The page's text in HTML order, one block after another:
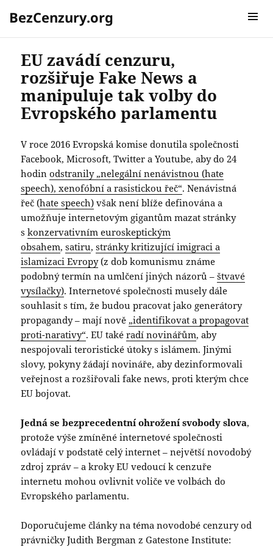
BezCenzury.org
MENU A
EU zavádí cenzuru,
rozšiřuje Fake News a
manipuluje tak volby do
Evropského parlamentu
V roce 2016 Evropská komise donutila společnosti
Facebook, Microsoft, Twitter a Youtube, aby do 24
hodinodstranily „nelegální nenávistnou (hate
speech), xenofóbní a rasistickou řeč“. Nenávistná
řeč (hate speech) však není blíže definována a
umožňuje internetovým gigantům mazat stránky
skonzervativním euroskeptickým
obsahem,satiru,stránky kritizující imigraci a
islamizaci Evropy(z dob komunismu známe
podobný termín na umlčení jiných názorů –štvavé
vysílačky). Internetové společnosti musely dále
souhlasit s tím, že budou pracovat jako generátory
propagandy – mají nově„identifikovat a propagovat
proti-narativy“. EU takéradí novinářům, aby
nespojovali teroristické útoky s islámem. Jinými
slovy, pokyny žádají novináře, aby dezinformovali
veřejnost a rozšiřovali fake news, proti kterým chce
EU bojovat.
Jedná se bezprecedentní ohrožení svobody slova,
protože výše zmíněné internetové společnosti
ovládají v podstatě celý internet – největší novodobý
zdroj zpráv – a kroky EU vedoucí k cenzuře
internetu mohou ovlivnit voliče ve volbách do
Evropského parlamentu.
Doporučujeme články na téma novodobé cenzury od
právničky Judith Bergman z Gatestone Institute: